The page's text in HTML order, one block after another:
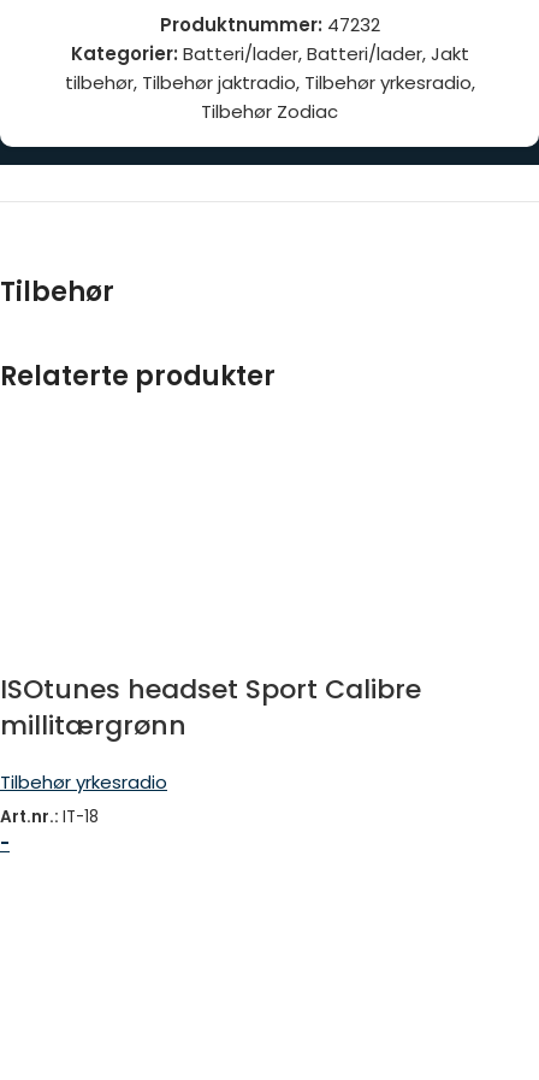
Produktnummer: 47232
Kategorier: Batteri/lader, Batteri/lader, Jakt
tilbehør, Tilbehør jaktradio, Tilbehør yrkesradio,
Tilbehør Zodiac
Tilbehør
Relaterte produkter
ISOtunes headset Sport Calibre
millitærgrønn
Tilbehør yrkesradio
Art.nr.: IT-18
-